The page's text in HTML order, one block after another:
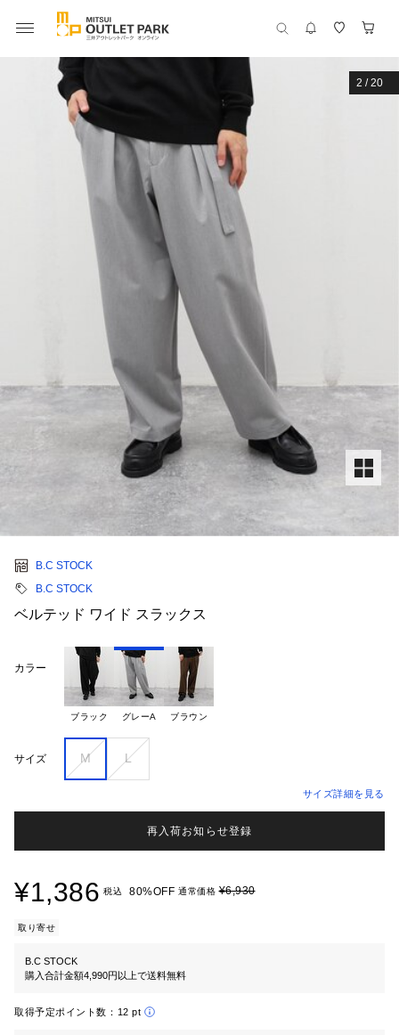
2 /20
B.C STOCK
B.C STOCK
ベルテッド ワイド スラックス
カラー
ブラック グレーA ブラウン
サイズ M L
サイズ詳細を見る
再入荷お知らせ登録
¥1,386 税込 80%OFF 通常価格¥6,930
取り寄せ
B.C STOCK
購入合計金額4,990円以上で送料無料
取得予定ポイント数： 12 pt